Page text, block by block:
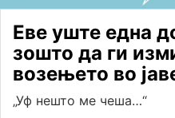
Еве уште една
зошто да ги
возењето во
„Уф нешто ме чеша…“